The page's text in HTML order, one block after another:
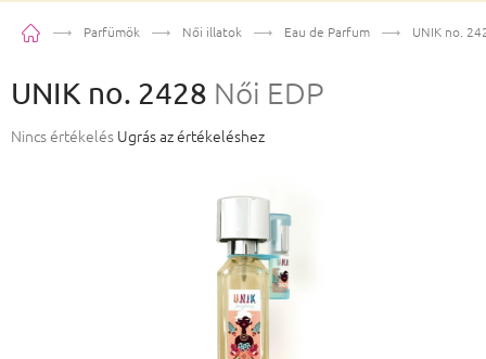
KezdőlapParfümök Női illatok Eau de Parfum UNIK no.
UNIK no. 2428 Női EDP
A termék átlagos értékelése 5-ből 0,0 csillag.
Nincs értékelés Ugrás az értékeléshez